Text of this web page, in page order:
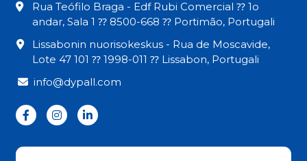
Rua Teófilo Braga - Edf Rubi Comercial ⁇ 1o
andar, Sala 1 ⁇ 8500-668 ⁇ Portimão, Portugali
Lissabonin nuorisokeskus - Rua de Moscavide,
Lote 47 101 ⁇ 1998-011 ⁇ Lissabon, Portugali
info@dypall.com